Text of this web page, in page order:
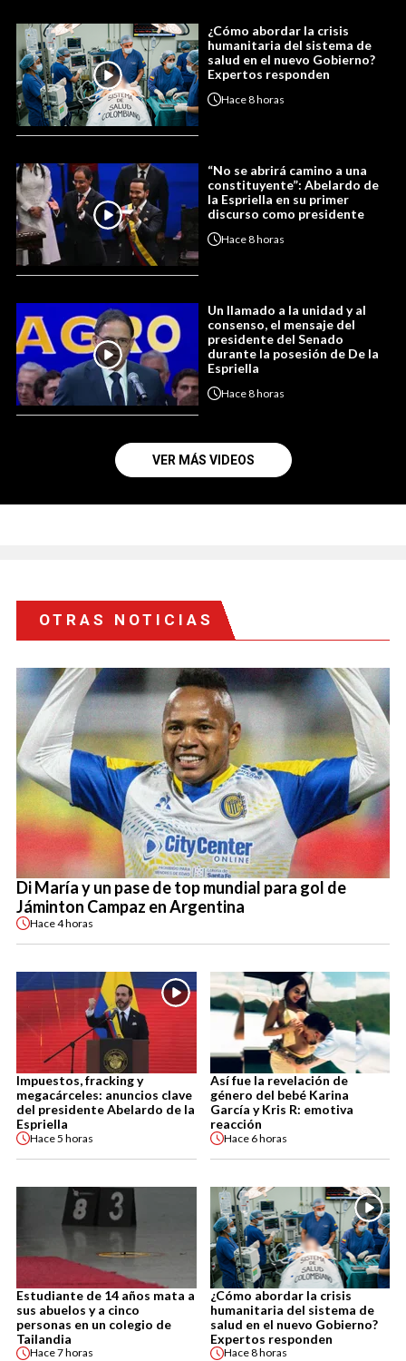
¿Cómo abordar la crisis
humanitaria del sistema de
salud en el nuevo Gobierno?
Expertos responden
Hace8 horas
“No se abrirá camino a una
constituyente”: Abelardo de
la Espriella en su primer
discurso como presidente
Hace8 horas
Un llamado a la unidad y al
consenso, el mensaje del
presidente del Senado
durante la posesión de De la
Espriella
Hace8 horas
VER MÁS VIDEOS
OTRAS NOTICIAS
Di María y un pase de top mundial para gol de
Jáminton Campaz en Argentina
Hace4 horas
Impuestos, fracking y
megacárceles: anuncios clave
del presidente Abelardo de la
Espriella
Hace5 horas
Así fue la revelación de
género del bebé Karina
García y Kris R: emotiva
reacción
Hace 6 horas
Estudiante de 14 años mata a
sus abuelos y a cinco
personas en un colegio de
Tailandia
Hace7 horas
¿Cómo abordar la crisis
humanitaria del sistema de
salud en el nuevo Gobierno?
Expertos responden
Hace8 horas